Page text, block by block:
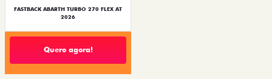
FASTBACK ABARTH TURBO 270 FLEX AT
2026
Quero agora!